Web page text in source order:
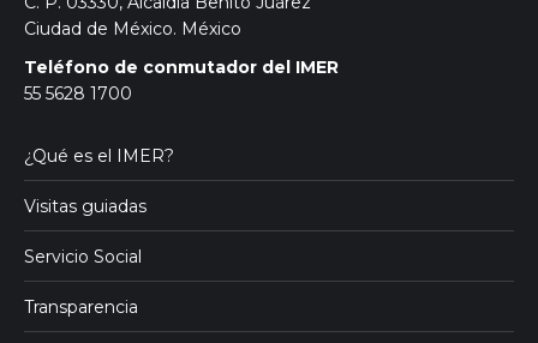
Ciudad de México. México
Teléfono de conmutador del IMER
55 5628 1700
¿Qué es el IMER?
Visitas guiadas
Servicio Social
Transparencia